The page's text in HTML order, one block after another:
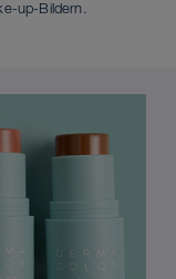
up-Bildern.